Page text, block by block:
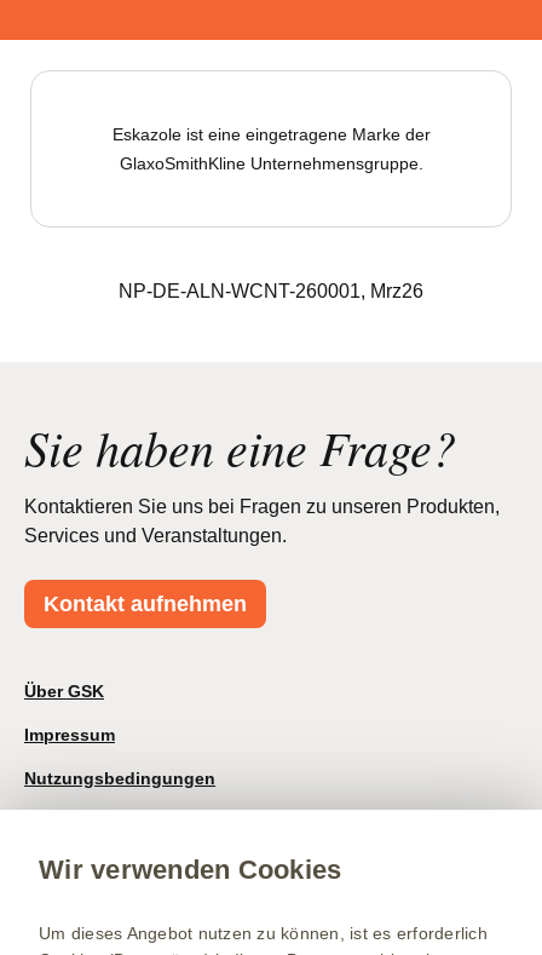
Eskazole ist eine eingetragene Marke der
GlaxoSmithKline Unternehmensgruppe.
NP-DE-ALN-WCNT-260001, Mrz26
Sie haben eine Frage?
Kontaktieren Sie uns bei Fragen zu unseren Produkten,
Services und Veranstaltungen.
Kontakt aufnehmen
Über GSK
Impressum
Nutzungsbedingungen
Kontakt/Nebenwirkung melden
Wir verwenden Cookies
Um dieses Angebot nutzen zu können, ist es erforderlich